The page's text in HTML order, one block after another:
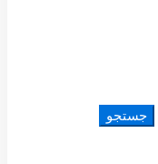
جستجو